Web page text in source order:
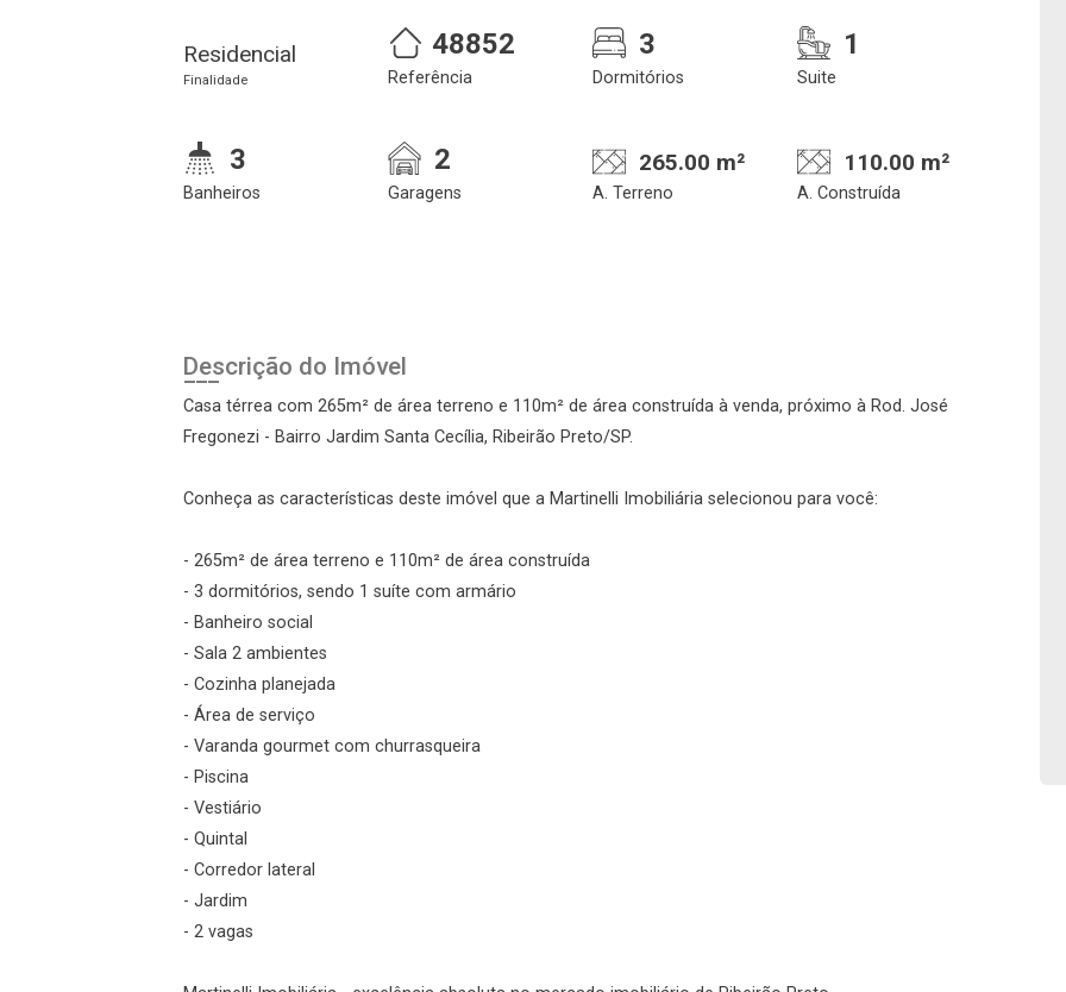
Residencial
Finalidade
48852
Referência
3
Dormitórios
1
Suite
3
Banheiros
2
Garagens
265.00 m²
A. Terreno
110.00 m²
A. Construída
Descrição do Imóvel
Casa térrea com 265m² de área terreno e 110m² de área construída à venda, próximo à Rod. José
Fregonezi - Bairro Jardim Santa Cecília, Ribeirão Preto/SP.
Conheça as características deste imóvel que a Martinelli Imobiliária selecionou para você:
- 265m² de área terreno e 110m² de área construída
- 3 dormitórios, sendo 1 suíte com armário
- Banheiro social
- Sala 2 ambientes
- Cozinha planejada
- Área de serviço
- Varanda gourmet com churrasqueira
- Piscina
- Vestiário
- Quintal
- Corredor lateral
- Jardim
- 2 vagas
08/08/2026
08h00
Login
Cadastre-se
Agendar Visita